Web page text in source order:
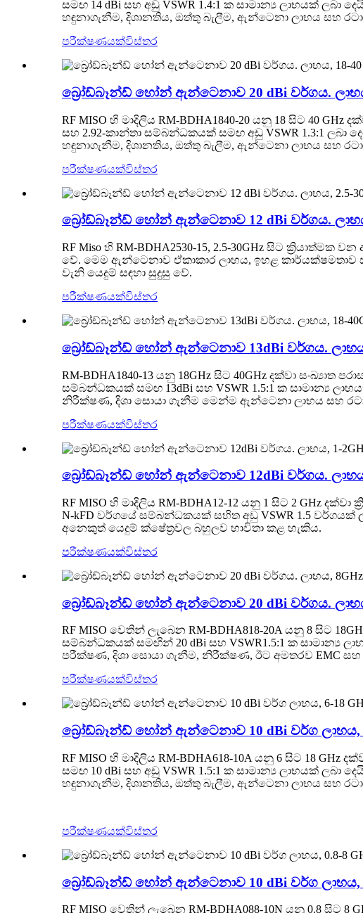
සමඟ 14 dBi සහ අඩු VSWR 1.4:1 ක සාමාන්‍ය ලාභයක්
හඳුනාගැනීම, දිශානතිය, ඔත්තු බැලීම, ඇන්ටෙනා ලාභය සහ
පරීක්ෂණයක්විස්තර
බ්‍රෝඩ්බෑන්ඩ් හෝන් ඇන්ටෙනාව 20 dBi වර්ගය. ලාභය,
RF MISO හි මාදිලිය RM-BDHA1840-20 යනු 18 සිට 40
සහ 2.92-කාන්තා සම්බන්ධකයක් සමඟ අඩු VSWR 1.3:1
හඳුනාගැනීම, දිශානතිය, ඔත්තු බැලීම, ඇන්ටෙනා ලාභය සහ
පරීක්ෂණයක්විස්තර
බ්‍රෝඩ්බෑන්ඩ් හෝන් ඇන්ටෙනාව 12 dBi වර්ගය. ලාභය,
RF Miso හි RM-BDHA2530-15, 2.5-30GHz සිට
වේ. මෙම ඇන්ටෙනාව ඒකාකාර ලාභය, ඉහළ
වැනි යෙදුම් සඳහා සුදුසු වේ.
පරීක්ෂණයක්විස්තර
බ්‍රෝඩ්බෑන්ඩ් හෝන් ඇන්ටෙනාව 13dBi වර්ගය. ලාභය,
RM-BDHA1840-13 යනු 18GHz සිට 40GHz දක්වා
සම්බන්ධකයක් සමඟ 13dBi සහ VSWR 1.5:1 ක සාමාන්‍ය
නිරීක්ෂණ, දිශා සොයා ගැනීම මෙන්ම ඇන්ටෙනා ලාභය සහ
පරීක්ෂණයක්විස්තර
බ්‍රෝඩ්බෑන්ඩ් හෝන් ඇන්ටෙනාව 12dBi වර්ගය. ලාභය,
RF MISO හි මාදිලිය RM-BDHA12-12 යනු 1 සිට 2 GHz
N-kFD වර්ගයේ සම්බන්ධකයක් සහිත අඩු VSWR 1.5 වර්ගයක්
අනෙකුත් යෙදුම් ක්ෂේත්‍රවල බහුලව භාවිතා කළ හැකිය.
පරීක්ෂණයක්විස්තර
බ්‍රෝඩ්බෑන්ඩ් හෝන් ඇන්ටෙනාව 20 dBi වර්ගය. ලාභය,
RF MISO වෙතින් ලැබෙන RM-BDHA818-20A යනු 8 සිට
සම්බන්ධකයක් සමඟින් 20 dBi සහ VSWR1.5:1 ක සාමාන්‍ය
පරීක්ෂණ, දිශා සොයා ගැනීම, නිරීක්ෂණ, ඊට අමතරව EMC
පරීක්ෂණයක්විස්තර
බ්‍රෝඩ්බෑන්ඩ් හෝන් ඇන්ටෙනාව 10 dBi වර්ග ලාභය, 6-
RF MISO හි මාදිලිය RM-BDHA618-10A යනු 6 සිට 18
සමඟ 10 dBi සහ අඩු VSWR 1.5:1 ක සාමාන්‍ය ලාභයක්
හඳුනාගැනීම, දිශානතිය, ඔත්තු බැලීම, ඇන්ටෙනා ලාභය සහ
පරීක්ෂණයක්විස්තර
බ්‍රෝඩ්බෑන්ඩ් හෝන් ඇන්ටෙනාව 10 dBi වර්ග ලාභය,
RF MISO වෙතින් ලැබෙන RM-BDHA088-10N යනු 0.8